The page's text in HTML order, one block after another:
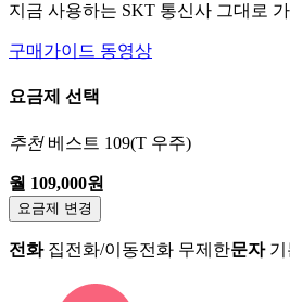
지금 사용하는 SKT 통신사 그대로
구매가이드 동영상
요금제 선택
추천 베스트 109(T 우주)
월 109,000원
요금제 변경
전화 집전화/이동전화 무제한문자